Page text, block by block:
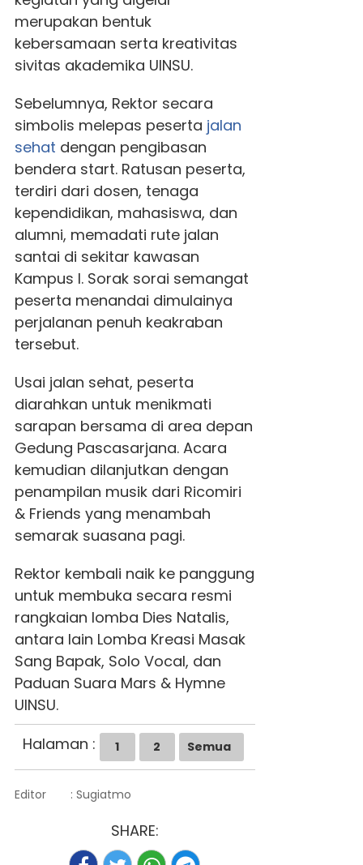
merupakan bentuk
kebersamaan serta kreativitas
sivitas akademika UINSU.
Sebelumnya, Rektor secara
simbolis melepas peserta jalan
sehat dengan pengibasan
bendera start. Ratusan peserta,
terdiri dari dosen, tenaga
kependidikan, mahasiswa, dan
alumni, memadati rute jalan
santai di sekitar kawasan
Kampus I. Sorak sorai semangat
peserta menandai dimulainya
perjalanan penuh keakraban
tersebut.
Usai jalan sehat, peserta
diarahkan untuk menikmati
sarapan bersama di area depan
Gedung Pascasarjana. Acara
kemudian dilanjutkan dengan
penampilan musik dari Ricomiri
& Friends yang menambah
semarak suasana pagi.
Rektor kembali naik ke panggung
untuk membuka secara resmi
rangkaian lomba Dies Natalis,
antara lain Lomba Kreasi Masak
Sang Bapak, Solo Vocal, dan
Paduan Suara Mars & Hymne
UINSU.
Halaman :
1 2 Semua
Editor : Sugiatmo
SHARE: